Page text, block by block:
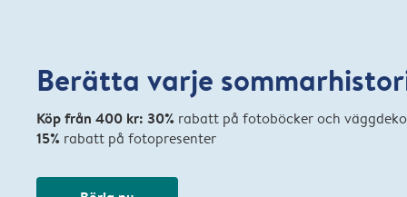
Berätta varje
Köp från 400 kr: 30% rabatt på fotoböcker och
15% rabatt på fotopresenter